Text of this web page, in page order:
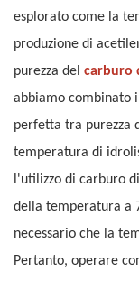
esplorato come la
produzione di
purezza del carburo
abbiamo combinato
perfetta tra purezza
temperatura di
l'utilizzo di carburo
della temperatura a
necessario che la
Pertanto, operare